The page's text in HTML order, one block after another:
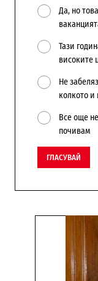
Да, но
Тази
високите
Не
колкото и
Все още
почивам
ГЛАСУВАЙ